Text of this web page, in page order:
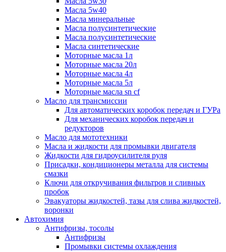
Масла 5w40
Масла минеральные
Масла полусинтетические
Масла полусинтетические
Масла синтетические
Моторные масла 1л
Моторные масла 20л
Моторные масла 4л
Моторные масла 5л
Моторные масла sn cf
Масло для трансмиссии
Для автоматических коробок передач и ГУРа
Для механических коробок передач и
редукторов
Масло для мототехники
Масла и жидкости для промывки двигателя
Жидкости для гидроусилителя руля
Присадки, кондиционеры металла для системы
смазки
Ключи для откручивания фильтров и сливных
пробок
Эвакуаторы жидкостей, тазы для слива жидкостей,
воронки
Автохимия
Антифризы, тосолы
Антифризы
Промывки системы охлаждения